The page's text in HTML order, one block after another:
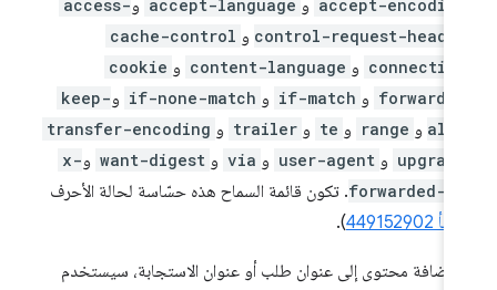
accept- و accept-language وaccess-
control-request-و cache-control
و content-language و cookie
و if-match و if-none-match وkeep-
range و te و trailer و transfer-encoding
و user-agent و via و want-digest وx-
forwarded-. تكون قائمة السماح هذه حسّاسة لحالة الأحرف
).
إضافة محتوى إلى عنوان طلب أو عنوان الاستجابة، سيستخدم